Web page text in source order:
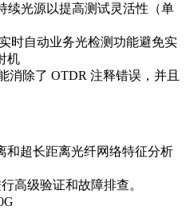
续光源以提高测试灵活性（单
时自动业务光检测功能避免实
机
消除了 OTDR 注释错误，并且
和超长距离光纤网络特征分析
高级验证和故障排查。